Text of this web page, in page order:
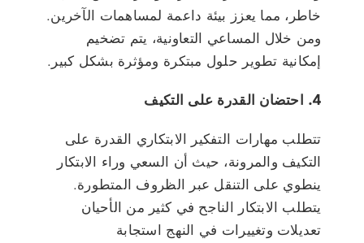
خاطر، مما يعزز بيئة داعمة لمساهمات الآخرين.
ومن خلال المساعي التعاونية، يتم تضخيم
إمكانية تطوير حلول مبتكرة ومؤثرة بشكل كبير.
4. احتضان القدرة على التكيف
تتطلب مهارات التفكير الابتكاري القدرة على
التكيف والمرونة، حيث أن السعي وراء الابتكار
ينطوي على التنقل عبر الظروف المتطورة.
يتطلب الابتكار الناجح في كثير من الأحيان
تعديلات وتغييرات في النهج استجابة